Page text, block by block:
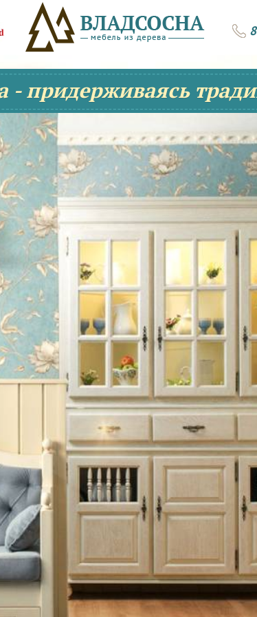
- придерживаясь